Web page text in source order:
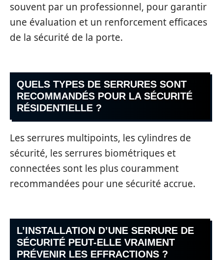
souvent par un professionnel, pour garantir
une évaluation et un renforcement efficaces
de la sécurité de la porte.
QUELS TYPES DE SERRURES SONT
RECOMMANDÉS POUR LA SÉCURITÉ
RÉSIDENTIELLE ?
Les serrures multipoints, les cylindres de
sécurité, les serrures biométriques et
connectées sont les plus couramment
recommandées pour une sécurité accrue.
L’INSTALLATION D’UNE SERRURE DE
SÉCURITÉ PEUT-ELLE VRAIMENT
PRÉVENIR LES EFFRACTIONS ?